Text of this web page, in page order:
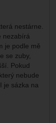
nestárne.
nezabírá
je podle mě
se zuby,
Pokud
nebude
je sázka na